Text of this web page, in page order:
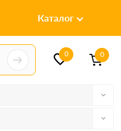
Каталог
0 0